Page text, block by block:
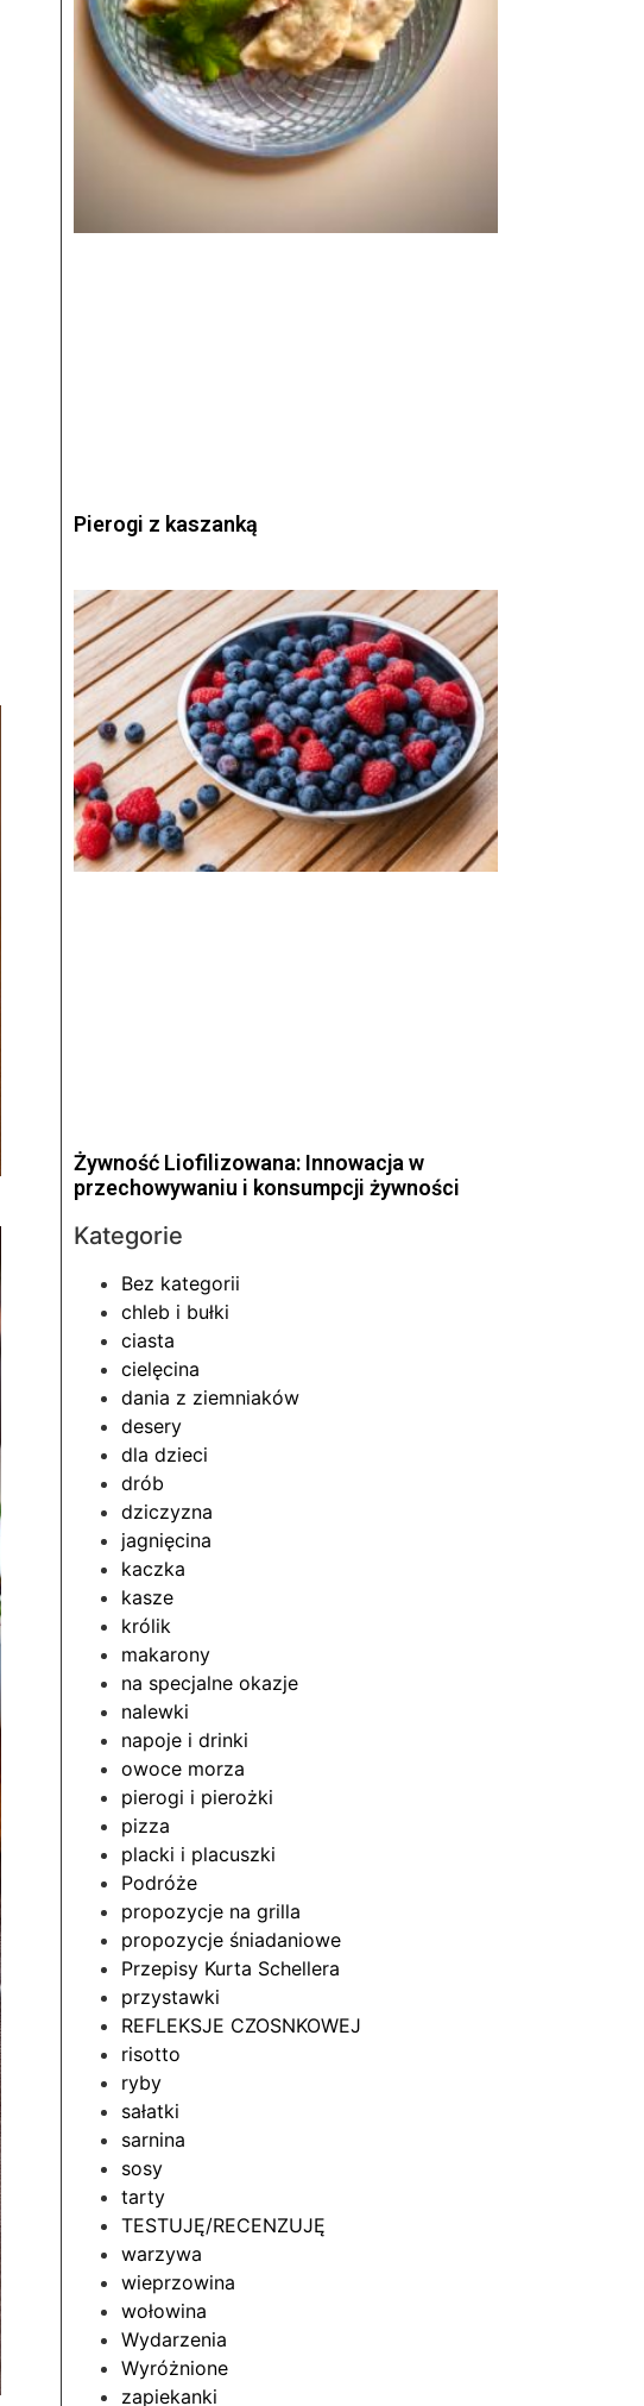
Pierogi z kaszanką
Żywność Liofilizowana: Innowacja w
przechowywaniu i konsumpcji żywności
Kategorie
Bez kategorii
chleb i bułki
ciasta
cielęcina
dania z ziemniaków
desery
dla dzieci
drób
dziczyzna
jagnięcina
kaczka
kasze
królik
makarony
na specjalne okazje
nalewki
napoje i drinki
owoce morza
pierogi i pierożki
pizza
placki i placuszki
Podróże
propozycje na grilla
propozycje śniadaniowe
Przepisy Kurta Schellera
przystawki
REFLEKSJE CZOSNKOWEJ
risotto
ryby
sałatki
sarnina
sosy
tarty
TESTUJĘ/RECENZUJĘ
warzywa
wieprzowina
wołowina
Wydarzenia
Wyróżnione
zapiekanki